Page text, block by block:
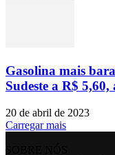
Gasolina mais
Sudeste a R$
20 de abril de 2023
Carregar mais